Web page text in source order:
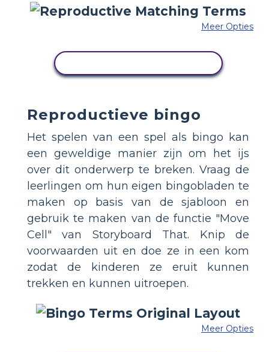
Meer Opties
Reproductieve bingo
Het spelen van een spel als bingo kan
een geweldige manier zijn om het ijs
over dit onderwerp te breken. Vraag de
leerlingen om hun eigen bingobladen te
maken op basis van de sjabloon en
gebruik te maken van de functie "Move
Cell" van Storyboard That. Knip de
voorwaarden uit en doe ze in een kom
zodat de kinderen ze eruit kunnen
trekken en kunnen uitroepen.
Meer Opties